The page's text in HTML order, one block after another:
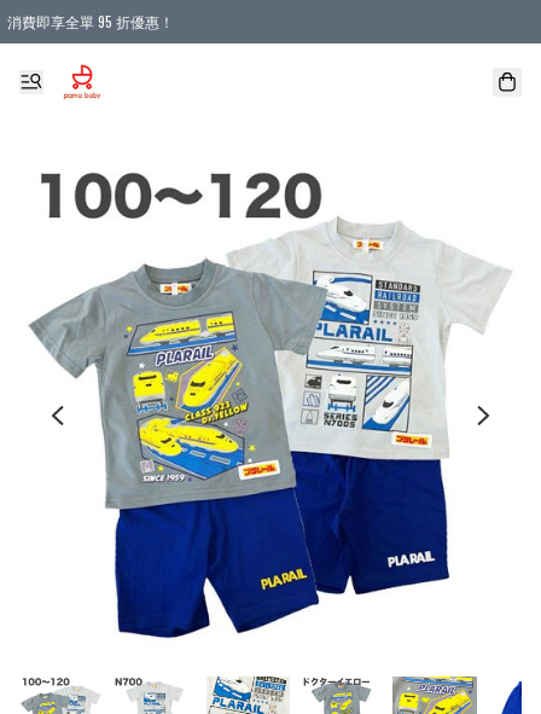
消費即享全單 95 折優惠！
購物滿 HKD 900.00即享免運費優惠！（適用於 本地送貨、本地取貨 )